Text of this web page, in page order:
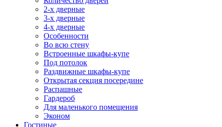
2-х дверные
3-х дверные
4-х дверные
Особенности
Во всю стену
Встроенные шкафы-купе
Под потолок
Раздвижные шкафы-купе
Открытая секция посередине
Распашные
Гардероб
Для маленького помещения
Эконом
Гостиные